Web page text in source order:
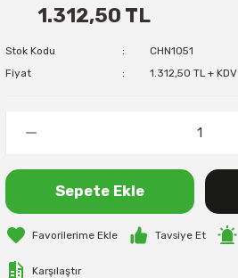
1.312,50 TL
Stok Kodu
CHN1051
Fiyat
1.312,50 TL + KDV
Sepete Ekle
Tavsiye Et
Karşılaştır